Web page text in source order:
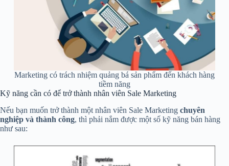
Marketing có trách nhiệm quảng bá sản phẩm đến khách hàng
tiềm năng
Kỹ năng cần có để trở thành nhân viên Sale Marketing
Nếu bạn muốn trở thành một nhân viên Sale Marketing chuyên
nghiệp và thành công, thì phải nắm được một số kỹ năng bán hàng
như sau: